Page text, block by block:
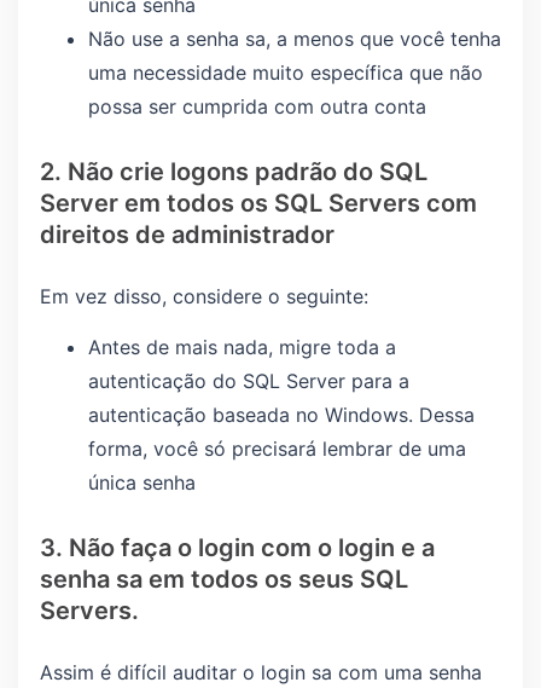
Não use a senha sa, a menos que você tenha
uma necessidade muito específica que não
possa ser cumprida com outra conta
2. Não crie logons padrão do SQL
Server em todos os SQL Servers com
direitos de administrador
Em vez disso, considere o seguinte:
Antes de mais nada, migre toda a
autenticação do SQL Server para a
autenticação baseada no Windows. Dessa
forma, você só precisará lembrar de uma
única senha
3. Não faça o login com o login e a
senha sa em todos os seus SQL
Servers.
Assim é difícil auditar o login sa com uma senha